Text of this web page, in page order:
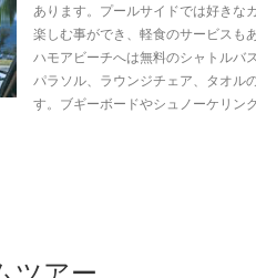
あります。プールサイドでは好きな
楽しむ事ができ、軽食のサービスも
ハモアビーチへは無料のシャトルバ
パラソル、ラウンジチェア、タオル
す。ブギーボードやシュノーケリン